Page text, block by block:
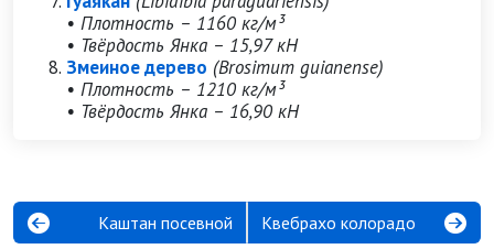
Каштан посевной Квебрахо колорадо
• Плотность – 1160 кг/м³
• Твёрдость Янка – 15,97 кН
Змеиное дерево (Brosimum guianense)
• Плотность – 1210 кг/м³
• Твёрдость Янка – 16,90 кН